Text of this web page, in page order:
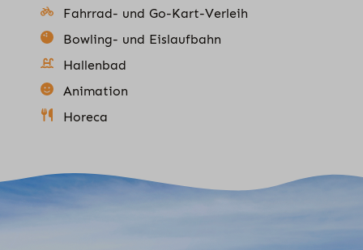
Fahrrad- und Go-Kart-Verleih
Bowling- und Eislaufbahn
Hallenbad
Animation
Horeca